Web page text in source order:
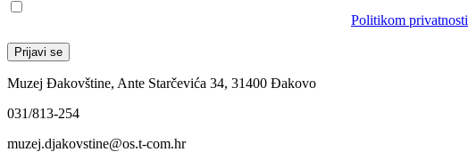
Politikom privatnosti
Muzej Đakovštine, Ante Starčevića 34, 31400 Đakovo
031/813-254
muzej.djakovstine@os.t-com.hr